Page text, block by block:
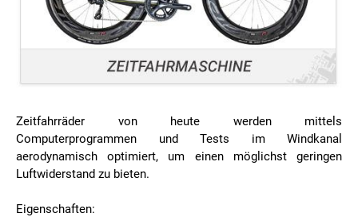
Zeitfahrräder von heute werden mittels
Computerprogrammen und Tests im Windkanal
aerodynamisch optimiert, um einen möglichst geringen
Luftwiderstand zu bieten.
Eigenschaften: